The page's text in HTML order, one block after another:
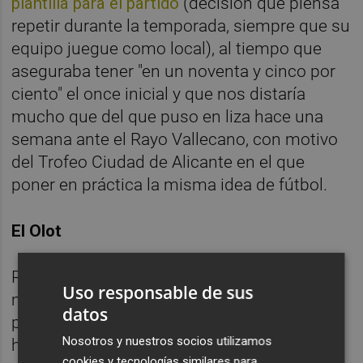
repetir durante la temporada, siempre que su
equipo juegue como local), al tiempo que
aseguraba tener "en un noventa y cinco por
ciento" el once inicial y que nos distaría
mucho que del que puso en liza hace una
semana ante el Rayo Vallecano, con motivo
del Trofeo Ciudad de Alicante en el que
poner en práctica la misma idea de fútbol.
El Olot
Respecto al rival, destacaba que "ha
mantenido ciertos futbolistas del curso
pasado que le dieron el ascenso", que "ha
hecho partidos más que dignos durante la
Uso responsable de sus
datos
Nosotros y nuestros socios utilizamos